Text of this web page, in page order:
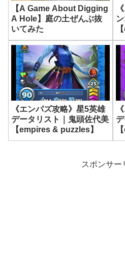
【A Game About Digging
A Hole】庭の土ぜんぶ抜
いてみた
《エンパズ攻略》星5英雄
データリスト｜鬼頭佐代美
【empires & puzzles】
スポンサー